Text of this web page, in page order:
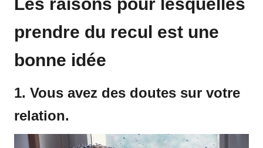
prendre du recul est une
bonne idée
1. Vous avez des doutes sur votre
relation.